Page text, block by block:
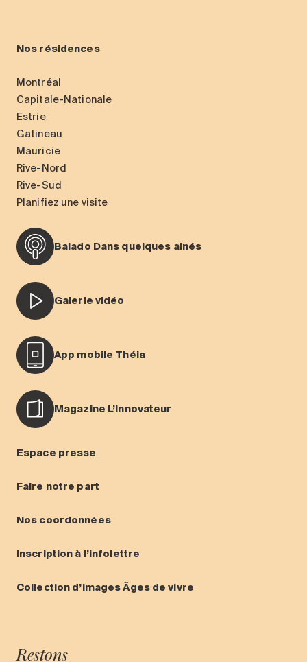
Nos résidences
Montréal
Capitale-Nationale
Estrie
Gatineau
Mauricie
Rive-Nord
Rive-Sud
Planifiez une visite
Balado Dans quelques aînés
Galerie vidéo
App mobile Théia
Magazine L’Innovateur
Espace presse
Faire notre part
Nos coordonnées
Inscription à l’infolettre
Collection d’images Âges de vivre
Restons